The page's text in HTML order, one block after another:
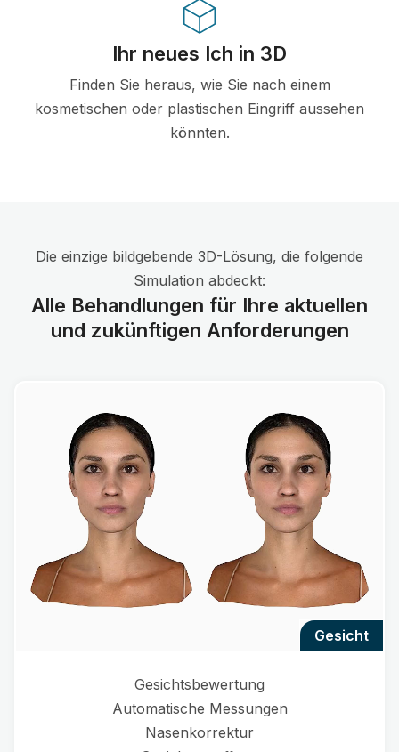
Ihr neues Ich in 3D
Finden Sie heraus, wie Sie nach einem
kosmetischen oder plastischen Eingriff aussehen
könnten.
Die einzige bildgebende 3D-Lösung, die folgende
Simulation abdeckt:
Alle Behandlungen für Ihre aktuellen
und zukünftigen Anforderungen
gesicht
Gesichtsbewertung
Automatische Messungen
Nasenkorrektur